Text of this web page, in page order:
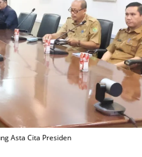
Asta Cita Presiden